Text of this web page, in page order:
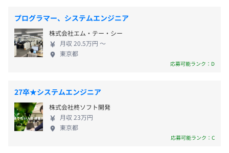
チームは4名〜6名で編成され、プロジェクトリーダー、
マネジャーがしっかりサポートします。
■完全週休2日制（土日祝日）
■年末年始休暇（5日）
■有給休暇
∟入社半年経過時点10日 最高付与日数20日 入社時3～10
■慶弔休暇
■特別休暇
■リフレッシュ休暇
◎休日出勤はございますが、その分の代休や有給は積極的
プログラマー、システムエンジニア
株式会社エム・テー・シー
月収 20.5万円 〜
東京都
応募可能ランク：D
27卒★システムエンジニア
株式会社柊ソフト開発
月収 23万円
東京都
応募可能ランク：C